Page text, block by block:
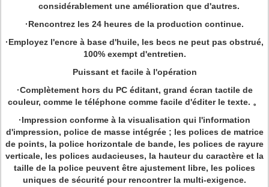
considérablement une amélioration que d'autres.
·Rencontrez les 24 heures de la production continue.
·Employez l'encre à base d'huile, les becs ne peut pas obstrué,
100% exempt d'entretien.
Puissant et facile à l'opération
·Complètement hors du PC éditant, grand écran tactile de
couleur, comme le téléphone comme facile d'éditer le texte. 。
·Impression conforme à la visualisation qui l'information
d'impression, police de masse intégrée ; les polices de matrice
de points, la police horizontale de bande, les polices de rayure
verticale, les polices audacieuses, la hauteur du caractère et la
taille de la police peuvent être ajustement libre, les polices
uniques de sécurité pour rencontrer la multi-exigence.